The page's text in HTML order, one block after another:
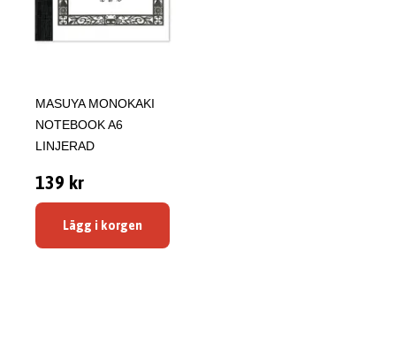
MASUYA MONOKAKI
NOTEBOOK A6
LINJERAD
139 kr
Lägg i korgen